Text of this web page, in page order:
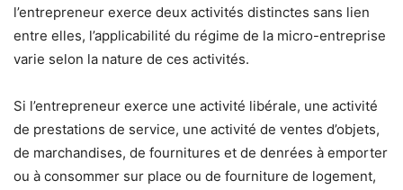
l’entrepreneur exerce deux activités distinctes sans lien
entre elles, l’applicabilité du régime de la micro-entreprise
varie selon la nature de ces activités.
Si l’entrepreneur exerce une activité libérale, une activité
de prestations de service, une activité de ventes d’objets,
de marchandises, de fournitures et de denrées à emporter
ou à consommer sur place ou de fourniture de logement,